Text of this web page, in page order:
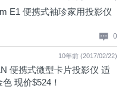
E1 便携式袖珍家用投影仪
0
10年前 (2017/02/22)
便携式微型卡片投影仪 适
现价$524！